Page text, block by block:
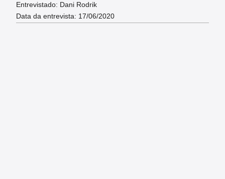
Entrevistado: Dani Rodrik
Data da entrevista: 17/06/2020